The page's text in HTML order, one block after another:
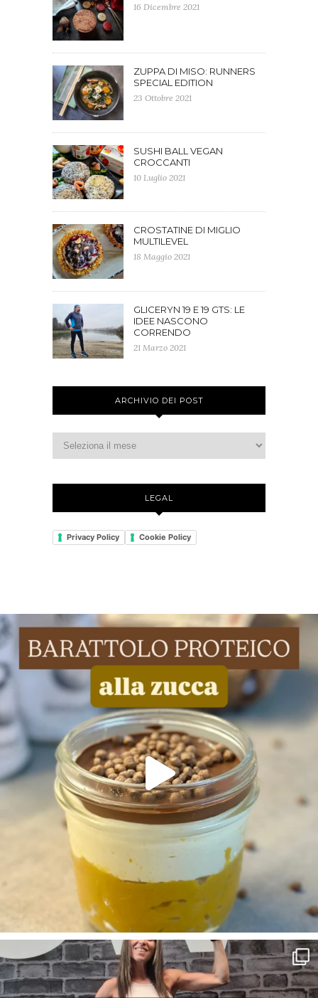
16 Dicembre 2021
ZUPPA DI MISO: RUNNERS
SPECIAL EDITION
23 Ottobre 2021
SUSHI BALL VEGAN
CROCCANTI
10 Luglio 2021
CROSTATINE DI MIGLIO
MULTILEVEL
18 Maggio 2021
GLICERYN 19 E 19 GTS: LE
IDEE NASCONO
CORRENDO
21 Marzo 2021
ARCHIVIO DEI POST
LEGAL
Privacy Policy Cookie Policy